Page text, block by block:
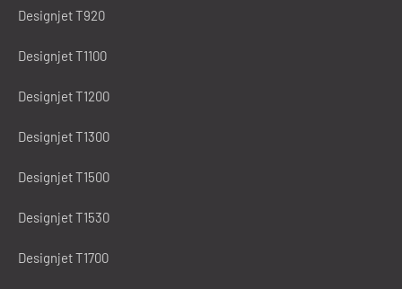
Designjet T920
Designjet T1100
Designjet T1200
Designjet T1300
Designjet T1500
Designjet T1530
Designjet T1700